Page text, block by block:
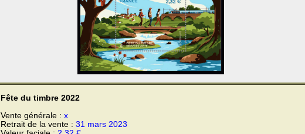
Fête du timbre 2022
Vente générale : x
Retrait de la vente : 31 mars 2023